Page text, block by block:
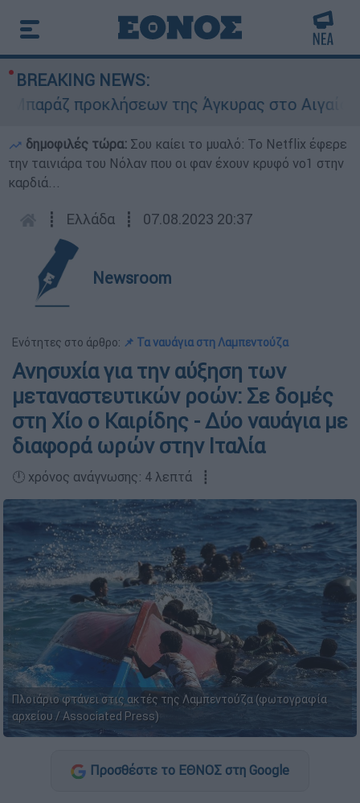
BREAKING NEWS:
προκλήσεων της Άγκυρας στο Αιγαίο:
δημοφιλές τώρα: Σου καίει το μυαλό: Το Netflix έφερε
την ταινιάρα του Νόλαν που οι φαν έχουν κρυφό νο1 στην
καρδιά...
┋ Ελλάδα ┋ 07.08.2023 20:37
Newsroom
Ενότητες στο άρθρο: 📌 Τα ναυάγια στη Λαμπεντούζα
Ανησυχία για την αύξηση των
μεταναστευτικών ροών: Σε δομές
στη Χίο ο Καιρίδης - Δύο ναυάγια με
διαφορά ωρών στην Ιταλία
🕛 χρόνος ανάγνωσης: 4 λεπτά ┋
Πλοιάριο φτάνει στις ακτές της Λαμπεντούζα (φωτογραφία
αρχείου / Associated Press)
Προσθέστε το ΕΘΝΟΣ στη Google